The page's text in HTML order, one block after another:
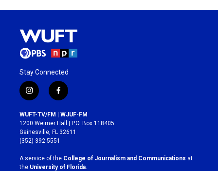
Stay Connected
i
n
s
t
a
g
r
a
m
f
a
c
e
b
o
k
WUFT-TV/FM | WJUF-FM
1200 Weimer Hall | P.O. Box 118405
Gainesville, FL 32611
(352) 392-5551
A service of the College of Journalism and Communications at
the University of Florida